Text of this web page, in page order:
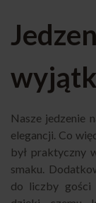
Nasze jedzenie
elegancji. Co
był praktyczny
smaku.
do liczby gości